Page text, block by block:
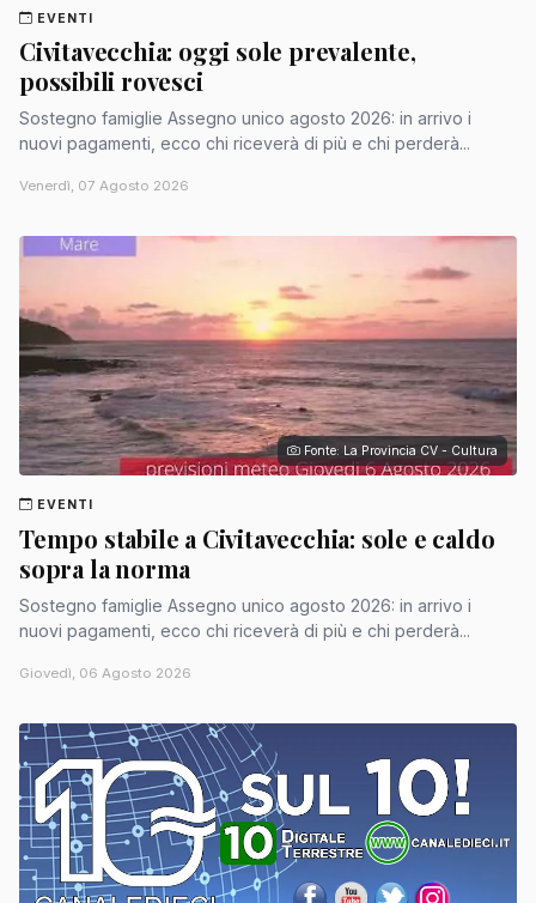
EVENTI
Civitavecchia: oggi sole prevalente,
possibili rovesci
Sostegno famiglie Assegno unico agosto 2026: in arrivo i
nuovi pagamenti, ecco chi riceverà di più e chi perderà...
Venerdì, 07 Agosto 2026
Fonte: La Provincia CV - Cultura
EVENTI
Tempo stabile a Civitavecchia: sole e caldo
sopra la norma
Sostegno famiglie Assegno unico agosto 2026: in arrivo i
nuovi pagamenti, ecco chi riceverà di più e chi perderà...
Giovedì, 06 Agosto 2026